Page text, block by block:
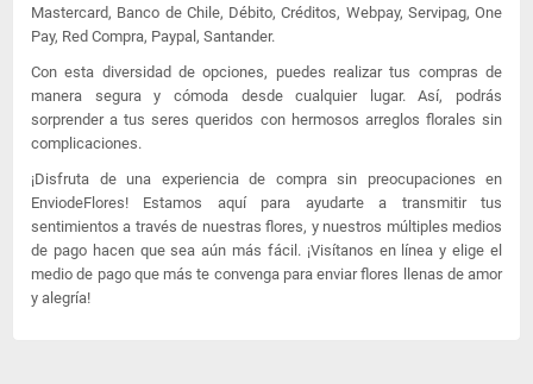
Mastercard, Banco de Chile, Débito, Créditos, Webpay, Servipag, One
Pay, Red Compra, Paypal, Santander.
Con esta diversidad de opciones, puedes realizar tus compras de
manera segura y cómoda desde cualquier lugar. Así, podrás
sorprender a tus seres queridos con hermosos arreglos florales sin
complicaciones.
¡Disfruta de una experiencia de compra sin preocupaciones en
EnviodeFlores! Estamos aquí para ayudarte a transmitir tus
sentimientos a través de nuestras flores, y nuestros múltiples medios
de pago hacen que sea aún más fácil. ¡Visítanos en línea y elige el
medio de pago que más te convenga para enviar flores llenas de amor
y alegría!